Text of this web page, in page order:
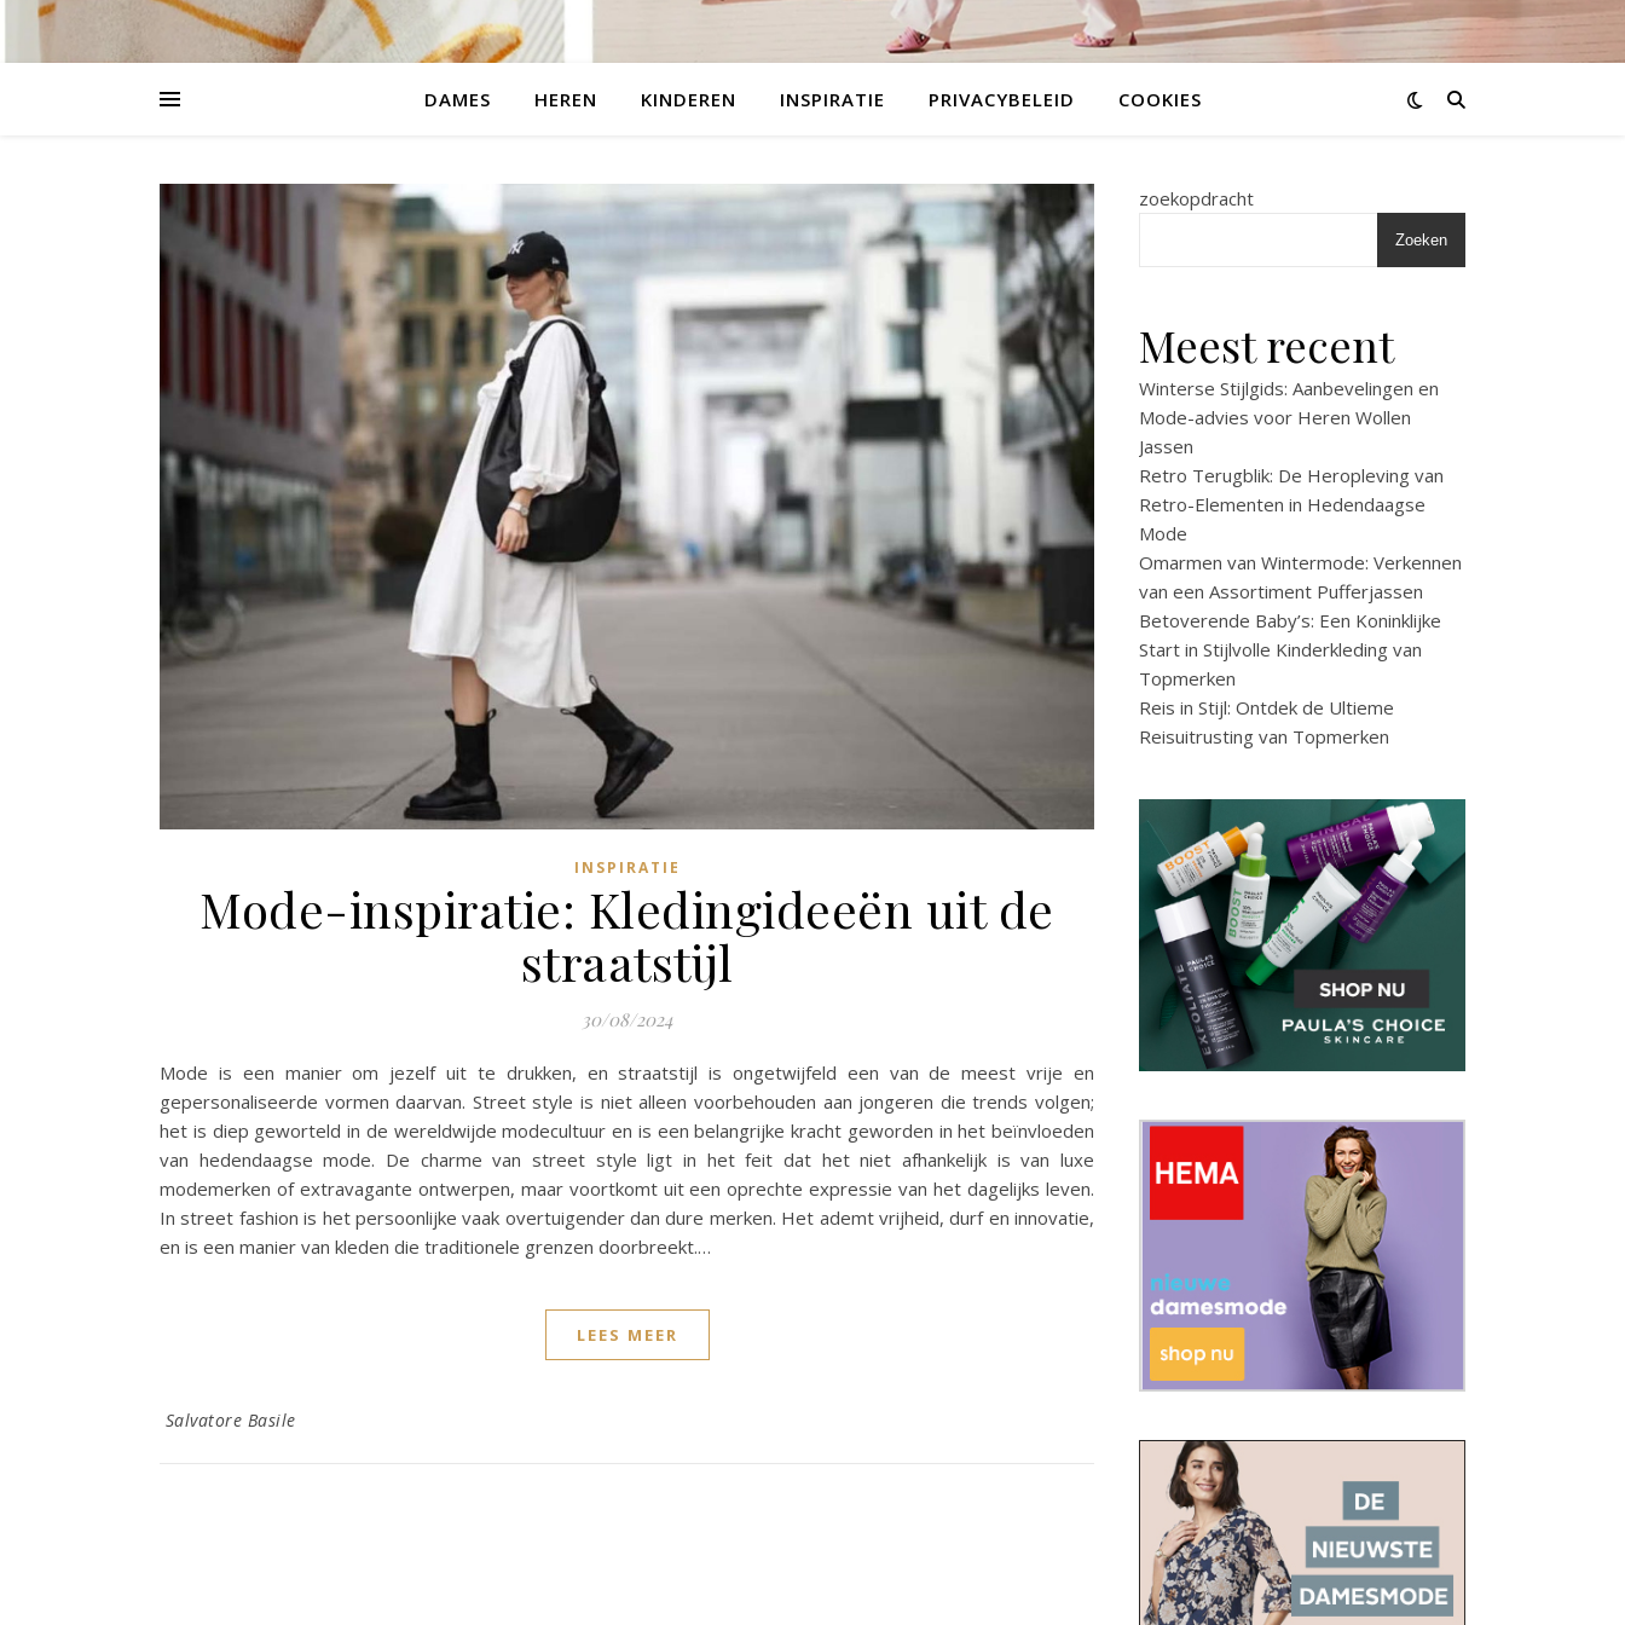
DAMES HEREN KINDEREN INSPIRATIE PRIVACYBELEID COOKIES
INSPIRATIE
Mode-inspiratie: Kledingideeën uit de
straatstijl
30/08/2024
Mode is een manier om jezelf uit te drukken, en straatstijl is ongetwijfeld een van de meest vrije en
gepersonaliseerde vormen daarvan. Street style is niet alleen voorbehouden aan jongeren die trends volgen;
het is diep geworteld in de wereldwijde modecultuur en is een belangrijke kracht geworden in het beïnvloeden
van hedendaagse mode. De charme van street style ligt in het feit dat het niet afhankelijk is van luxe
modemerken of extravagante ontwerpen, maar voortkomt uit een oprechte expressie van het dagelijks leven.
In street fashion is het persoonlijke vaak overtuigender dan dure merken. Het ademt vrijheid, durf en innovatie,
en is een manier van kleden die traditionele grenzen doorbreekt.…
LEES MEER
Salvatore Basile
zoekopdracht
Zoeken
Meest recent
Winterse Stijlgids: Aanbevelingen en
Mode-advies voor Heren Wollen
Jassen
Retro Terugblik: De Heropleving van
Retro-Elementen in Hedendaagse
Mode
Omarmen van Wintermode: Verkennen
van een Assortiment Pufferjassen
Betoverende Baby’s: Een Koninklijke
Start in Stijlvolle Kinderkleding van
Topmerken
Reis in Stijl: Ontdek de Ultieme
Reisuitrusting van Topmerken